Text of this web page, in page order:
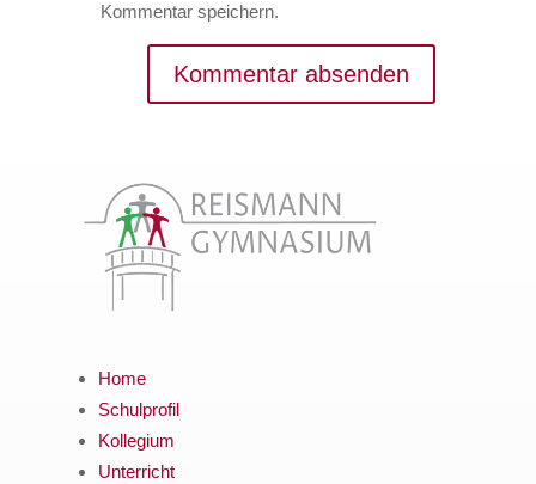
Kommentar speichern.
Home
Schulprofil
Kollegium
Unterricht